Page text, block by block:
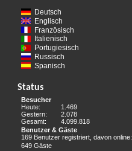
Deutsch
Englisch
Französisch
Italienisch
Portugiesisch
Russisch
Spanisch
Status
Besucher
Heute:
1.469
Gestern:
2.078
Gesamt:
4.099.818
Benutzer & Gäste
169 Benutzer registriert, davon online:
649 Gäste